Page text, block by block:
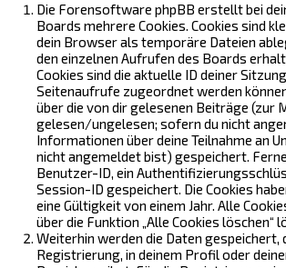
Die Forensoftware phpBB erstellt bei
Boards mehrere Cookies. Cookies sind
dein Browser als temporäre Dateien
den einzelnen Aufrufen des Boards
Cookies sind die aktuelle ID deiner
Seitenaufrufe zugeordnet werden
über die von dir gelesenen Beiträge (zur
gelesen/ungelesen; sofern du nicht
Informationen über deine Teilnahme an
nicht angemeldet bist) gespeichert.
Benutzer-ID, ein
Session-ID gespeichert. Die Cookies
eine Gültigkeit von einem Jahr. Alle
über die Funktion „Alle Cookies löschen“
Weiterhin werden die Daten gespeichert,
Registrierung, in deinem Profil oder